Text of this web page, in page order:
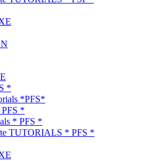
*
*PFS*
*
* PFS *
TUTORIALS * PFS *